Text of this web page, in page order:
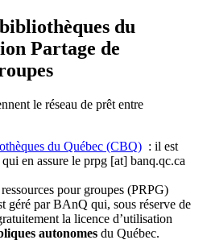
du
Partage de
le réseau de prêt entre
du Québec (CBQ) : il est
en assure le prpg [at] banq.qc.ca
pour groupes (PRPG)
géré par BAnQ qui, sous réserve de
la licence d’utilisation
autonomes du Québec.